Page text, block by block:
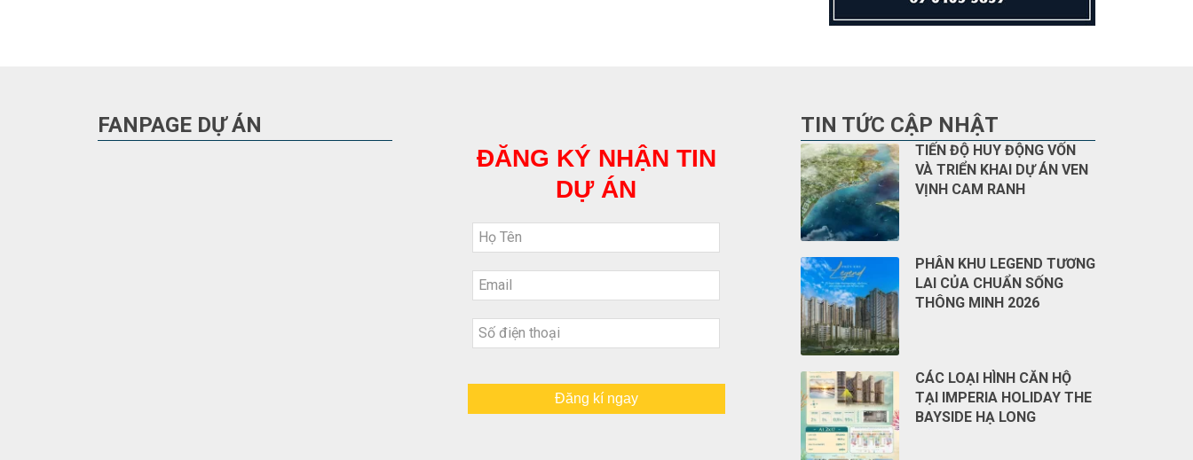
FANPAGE DỰ ÁN
ĐĂNG KÝ NHẬN TIN
DỰ ÁN
Đăng kí ngay
TIN TỨC CẬP NHẬT
TIẾN ĐỘ HUY ĐỘNG VỐN
VÀ TRIỂN KHAI DỰ ÁN VEN
VỊNH CAM RANH
PHÂN KHU LEGEND TƯƠNG
LAI CỦA CHUẨN SỐNG
THÔNG MINH 2026
CÁC LOẠI HÌNH CĂN HỘ
TẠI IMPERIA HOLIDAY THE
BAYSIDE HẠ LONG